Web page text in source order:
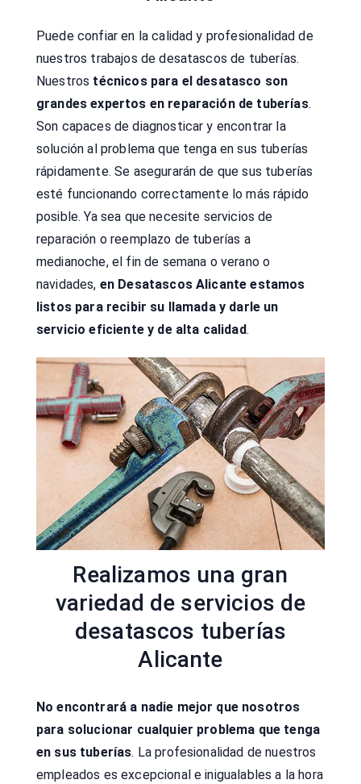
Puede confiar en la calidad y profesionalidad de
nuestros trabajos de desatascos de tuberías.
Nuestros técnicos para el desatasco son
grandes expertos en reparación de tuberías.
Son capaces de diagnosticar y encontrar la
solución al problema que tenga en sus tuberías
rápidamente. Se asegurarán de que sus tuberías
esté funcionando correctamente lo más rápido
posible. Ya sea que necesite servicios de
reparación o reemplazo de tuberías a
medianoche, el fin de semana o verano o
navidades, en Desatascos Alicante estamos
listos para recibir su llamada y darle un
servicio eficiente y de alta calidad.
Realizamos una gran
variedad de servicios de
desatascos tuberías
Alicante
No encontrará a nadie mejor que nosotros
para solucionar cualquier problema que tenga
en sus tuberías. La profesionalidad de nuestros
empleados es excepcional e inigualables a la hora